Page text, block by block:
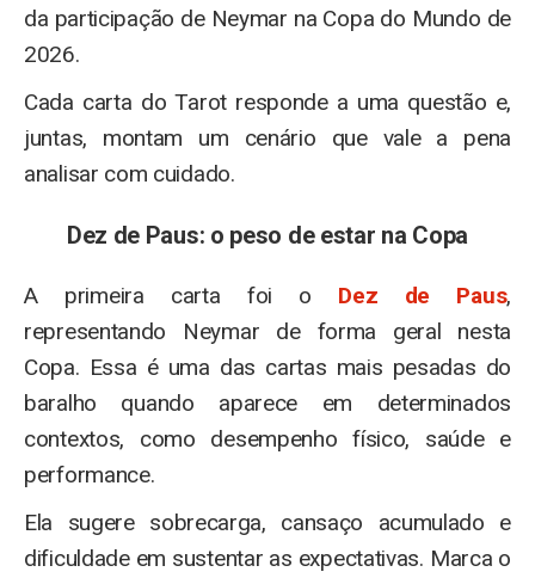
da participação de Neymar na Copa do Mundo de
2026.
Cada carta do Tarot responde a uma questão e,
juntas, montam um cenário que vale a pena
analisar com cuidado.
Dez de Paus: o peso de estar na Copa
A primeira carta foi o Dez de Paus,
representando Neymar de forma geral nesta
Copa. Essa é uma das cartas mais pesadas do
baralho quando aparece em determinados
contextos, como desempenho físico, saúde e
performance.
Ela sugere sobrecarga, cansaço acumulado e
dificuldade em sustentar as expectativas. Marca o